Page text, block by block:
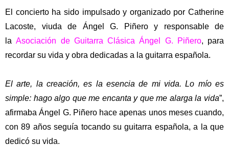
El concierto ha sido impulsado y organizado por Catherine
Lacoste, viuda de Ángel G. Piñero y responsable de
laAsociación de Guitarra Clásica Ángel G. Piñero, para
recordar su vida y obra dedicadas a la guitarra española.
El arte, la creación, es la esencia de mi vida. Lo mío es
simple: hago algo que me encanta y que me alarga la vida”,
afirmaba Ángel G. Piñero hace apenas unos meses cuando,
con 89 años seguía tocando su guitarra española, a la que
dedicó su vida.